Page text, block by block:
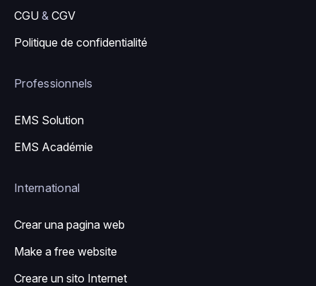
CGU & CGV
Politique de confidentialité
Professionnels
EMS Solution
EMS Académie
International
Crear una pagina web
Make a free website
Creare un sito Internet